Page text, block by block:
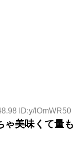
ID:y/lOmWR50
ゃ美味くて量も